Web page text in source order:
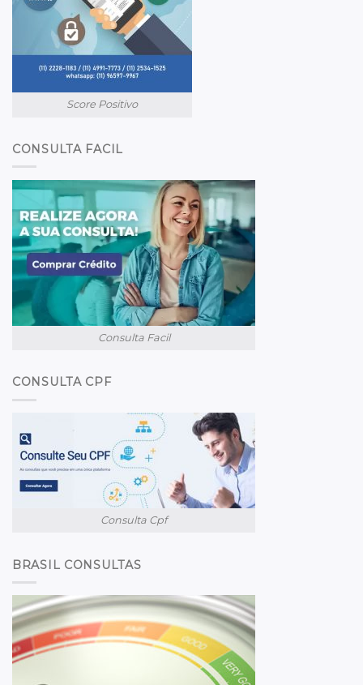
Score Positivo
CONSULTA FACIL
Consulta Facil
CONSULTA CPF
Consulta Cpf
BRASIL CONSULTAS